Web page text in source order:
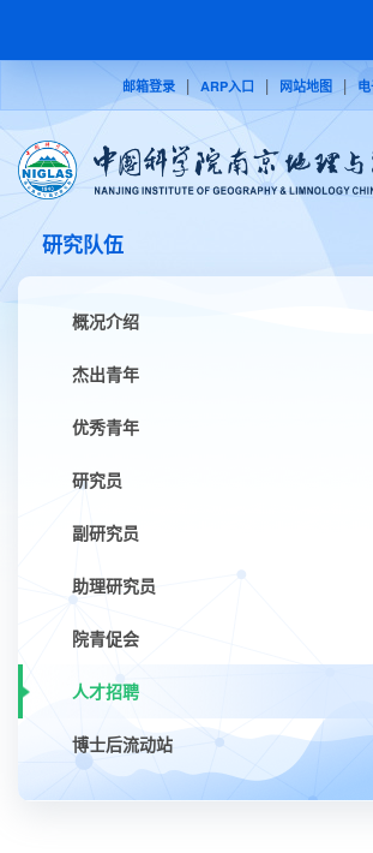
邮箱登录 | ARP入口 | 网站地图 |
研究队伍
概况介绍
杰出青年
优秀青年
研究员
副研究员
助理研究员
院青促会
人才招聘
博士后流动站